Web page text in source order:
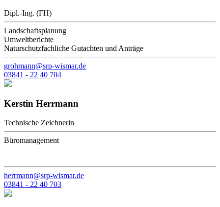
Dipl.-Ing. (FH)
Landschaftsplanung
Umweltberichte
Naturschutzfachliche Gutachten und Anträge
grohmann@srp-wismar.de
03841 - 22 40 704
Kerstin Herrmann
Technische Zeichnerin
Büromanagement
herrmann@srp-wismar.de
03841 - 22 40 703